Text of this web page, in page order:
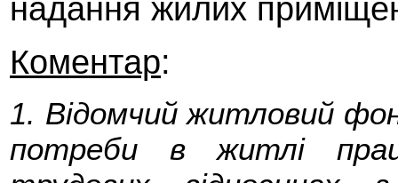
надання жилих
Коментар:
1. Відомчий житловий
потреби в житлі